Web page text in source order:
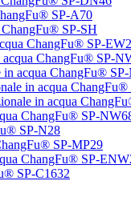
SP-A70
SP-SH
ChangFu® SP-
ChangFu® SP-
in acqua ChangFu®
in acqua
in acqua
ChangFu® SP-
SP-N28
SP-MP29
ChangFu® SP-
SP-C1632